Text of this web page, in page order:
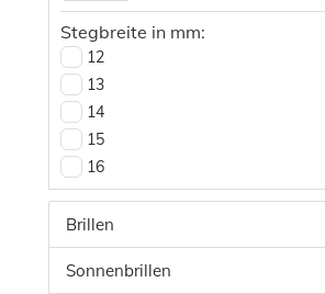
60
61
62
63
64
65
66
67
Stegbreite in mm:
12
13
14
15
16
17
18
19
20
Brillen
Sonnenbrillen